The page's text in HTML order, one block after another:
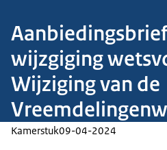
wijzgiging
Wijziging van de
Kamerstuk09-04-2024